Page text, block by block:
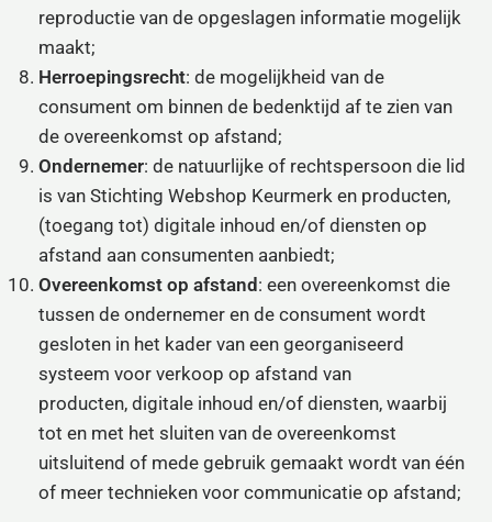
reproductie van de opgeslagen informatie mogelijk
maakt;
Herroepingsrecht: de mogelijkheid van de
consument om binnen de bedenktijd af te zien van
de overeenkomst op afstand;
Ondernemer: de natuurlijke of rechtspersoon die lid
is van Stichting Webshop Keurmerk en producten,
(toegang tot) digitale inhoud en/of diensten op
afstand aan consumenten aanbiedt;
Overeenkomst op afstand : een overeenkomst die
tussen de ondernemer en de consument wordt
gesloten in het kader van een georganiseerd
systeem voor verkoop op afstand van
producten, digitale inhoud en/of diensten, waarbij
tot en met het sluiten van de overeenkomst
uitsluitend of mede gebruik gemaakt wordt van één
of meer technieken voor communicatie op afstand;